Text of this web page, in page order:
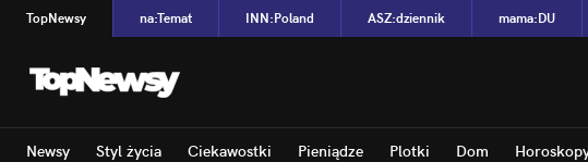
TopNewsy na:Temat INN:Poland ASZ:dziennik mama:DU
Newsy Styl życia Ciekawostki Pieniądze Plotki Dom